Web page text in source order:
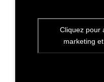
Cliquez pour
marketing